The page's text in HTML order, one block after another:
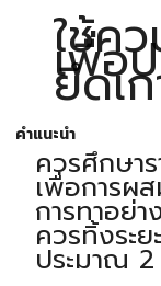
ใช้ค
เพื่อ
ยึดเ
คำแนะนำ
ควรศึกษา
เพื่อการผ
การทาอย่
ควรทิ้งระ
ประมาณ